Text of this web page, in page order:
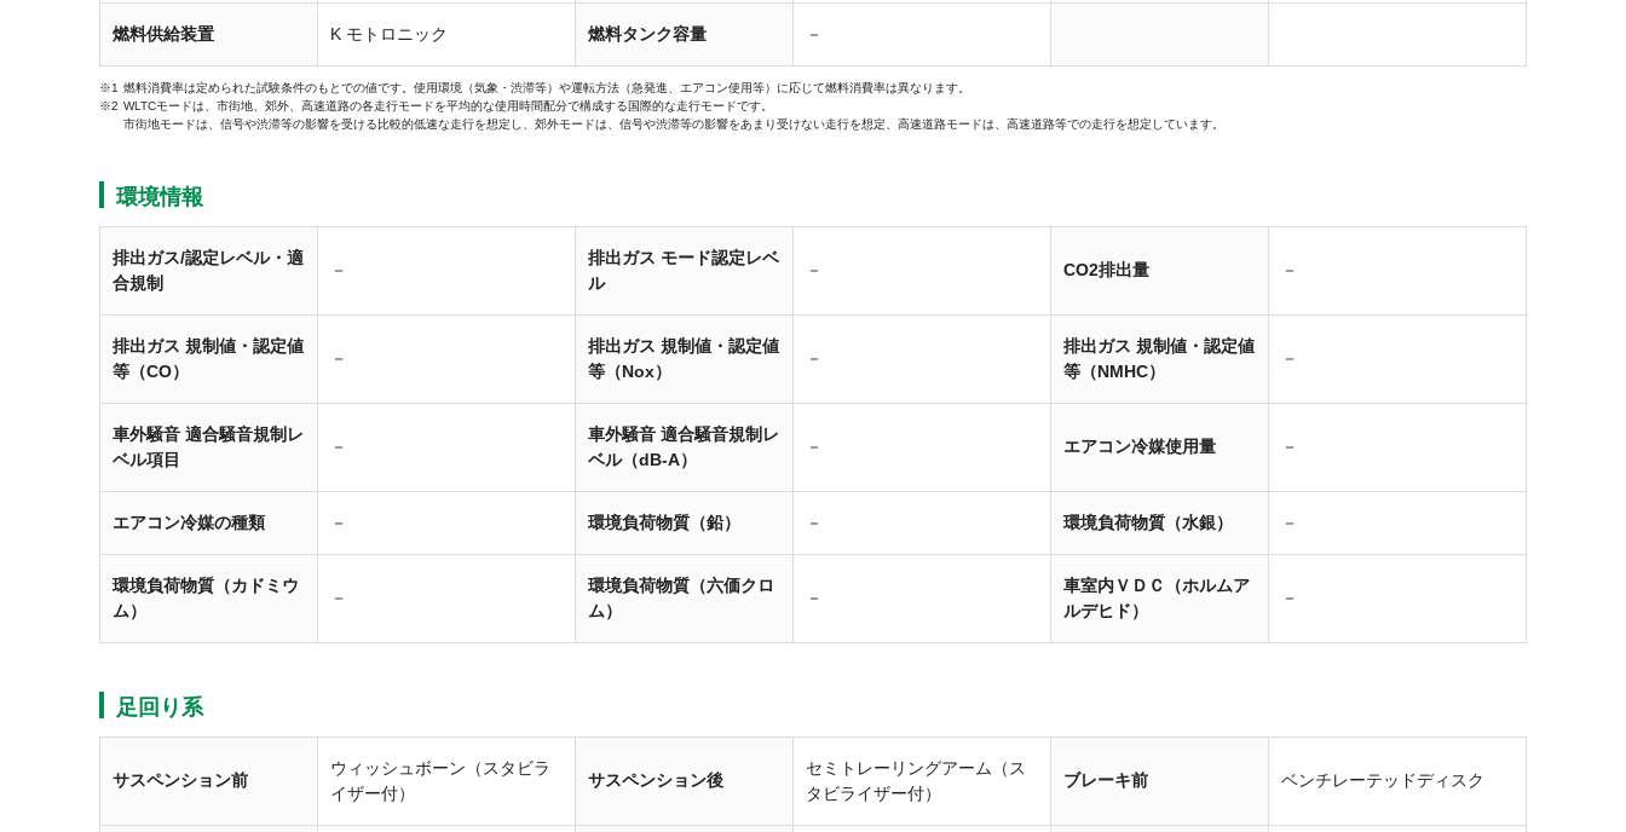
燃料供給装置 K モトロニック 燃料タンク容量 －
燃料消費率は定められた試験条件のもとでの値です。使用環境（気象・渋滞等）や運転方法（急発進、エアコン使用等）に応じて燃料消費率は異なります。
WLTCモードは、市街地、郊外、高速道路の各走行モードを平均的な使用時間配分で構成する国際的な走行モードです。
市街地モードは、信号や渋滞等の影響を受ける比較的低速な走行を想定し、郊外モードは、信号や渋滞等の影響をあまり受けない走行を想定、高速道路モードは、高速道路等での走行を想定しています。
環境情報
排出ガス/認定レベル・適
合規制
－
排出ガス モード認定レベ
ル
－ CO2排出量 －
排出ガス 規制値・認定値
等（CO）
－
排出ガス 規制値・認定値
等（Nox）
－
排出ガス 規制値・認定値
等（NMHC）
－
車外騒音 適合騒音規制レ
ベル項目
－
車外騒音 適合騒音規制レ
ベル（dB-A）
－ エアコン冷媒使用量 －
エアコン冷媒の種類 － 環境負荷物質（鉛） － 環境負荷物質（水銀） －
環境負荷物質（カドミウ
ム）
－
環境負荷物質（六価クロ
ム）
－
車室内ＶＤＣ（ホルムア
ルデヒド）
－
足回り系
サスペンション前
ウィッシュボーン（スタビラ
イザー付）
サスペンション後
セミトレーリングアーム（ス
タビライザー付）
ブレーキ前 ベンチレーテッドディスク